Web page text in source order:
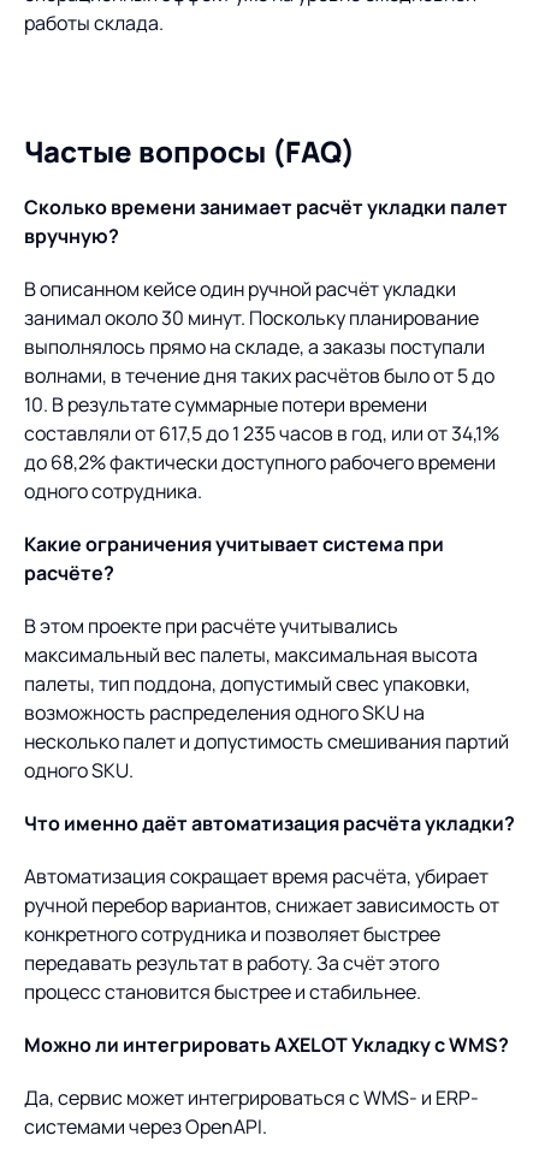
работы склада.
Частые вопросы (FAQ)
Сколько времени занимает расчёт укладки палет
вручную?
В описанном кейсе один ручной расчёт укладки
занимал около 30 минут. Поскольку планирование
выполнялось прямо на складе, а заказы поступали
волнами, в течение дня таких расчётов было от 5 до
10. В результате суммарные потери времени
составляли от 617,5 до 1 235 часов в год, или от 34,1%
до 68,2% фактически доступного рабочего времени
одного сотрудника.
Какие ограничения учитывает система при
расчёте?
В этом проекте при расчёте учитывались
максимальный вес палеты, максимальная высота
палеты, тип поддона, допустимый свес упаковки,
возможность распределения одного SKU на
несколько палет и допустимость смешивания партий
одного SKU.
Что именно даёт автоматизация расчёта укладки?
Автоматизация сокращает время расчёта, убирает
ручной перебор вариантов, снижает зависимость от
конкретного сотрудника и позволяет быстрее
передавать результат в работу. За счёт этого
процесс становится быстрее и стабильнее.
Можно ли интегрировать AXELOT Укладку с WMS?
Да, сервис может интегрироваться с WMS- и ERP-
системами через OpenAPI.